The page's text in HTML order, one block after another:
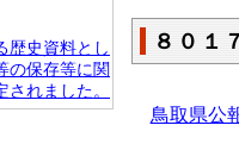
歴史資料とし
の保存等に関
れました。
８０１
鳥取県公